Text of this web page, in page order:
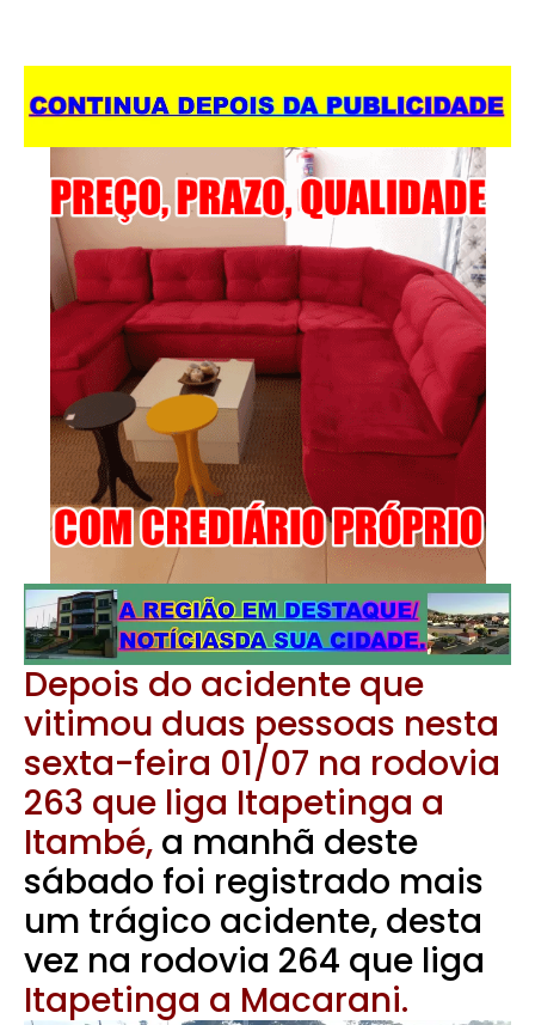
Depois do acidente que
vitimou duas pessoas nesta
sexta-feira 01/07 na rodovia
263 que liga Itapetinga a
Itambé, a manhã deste
sábado foi registrado mais
um trágico acidente, desta
vez na rodovia 264 que liga
Itapetinga a Macarani.